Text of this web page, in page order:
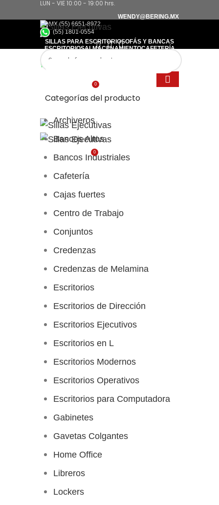
LUN - VIE 10:00 - 19:00 hrs.
WENDY@BERING.MX
CDMX (55) 6651-8972
(55) 1801-0554
CDMX (55) 6651-8972
SILLAS PARA ESCRITORIOSOFÁS Y BANCAS
ESCRITORIOSALMACENAMIENTOCAFETERÍA
0
0 $0.00
Categorías del producto
Archiveros
Bancos Altos
Bancos Industriales
Cafetería
Cajas fuertes
Centro de Trabajo
Conjuntos
Credenzas
Credenzas de Melamina
Escritorios
Escritorios de Dirección
Escritorios Ejecutivos
Escritorios en L
Escritorios Modernos
Escritorios Operativos
Escritorios para Computadora
Gabinetes
Gavetas Colgantes
Home Office
Libreros
Lockers